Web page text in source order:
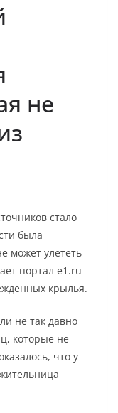
не
стало
была
может улететь
портал e1.ru
крылья.
не так давно
которые не
что у